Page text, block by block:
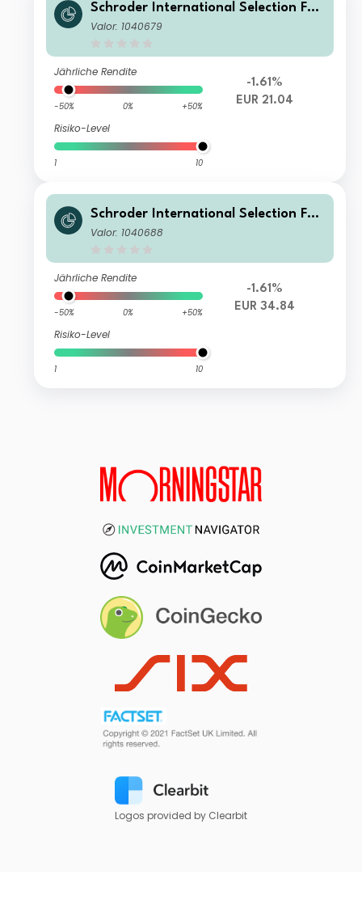
Schroder International Selection Fun
d Emerging Europe A Distribution EU
Valor: 1040679
Jährliche Rendite
-50% 0% +50%
Risiko-Level
1 10
-1.61%
EUR 21.04
Schroder International Selection Fun
d Emerging Europe A Accumulation
Valor: 1040688
Jährliche Rendite
-50% 0% +50%
Risiko-Level
1 10
-1.61%
EUR 34.84
Logos provided by Clearbit